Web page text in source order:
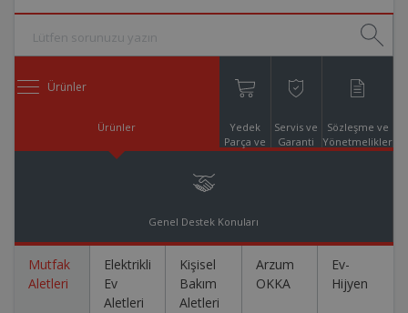
Ürünler
Ürünler
Yedek
Parça ve
Servis ve
Garanti
Sözleşme ve
Yönetmelikler
Genel Destek Konuları
Mutfak
Aletleri
Elektrikli
Ev
Aletleri
Kişisel
Bakım
Aletleri
Arzum
OKKA
Ev-
Hijyen